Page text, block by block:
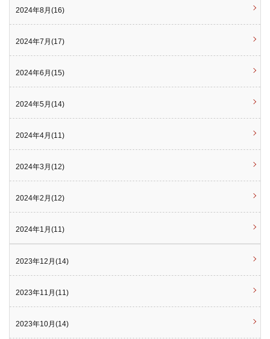
2024年8月(16)
2024年7月(17)
2024年6月(15)
2024年5月(14)
2024年4月(11)
2024年3月(12)
2024年2月(12)
2024年1月(11)
2023年12月(14)
2023年11月(11)
2023年10月(14)